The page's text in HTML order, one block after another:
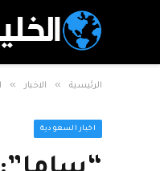
الرئيسية » الاخبار »
اخبار السعودية